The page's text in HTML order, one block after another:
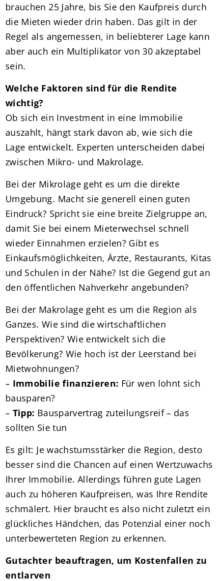
brauchen 25 Jahre, bis Sie den Kaufpreis durch
die Mieten wieder drin haben. Das gilt in der
Regel als angemessen, in beliebterer Lage kann
aber auch ein Multiplikator von 30 akzeptabel
sein.
Welche Faktoren sind für die Rendite
wichtig?
Ob sich ein Investment in eine Immobilie
auszahlt, hängt stark davon ab, wie sich die
Lage entwickelt. Experten unterscheiden dabei
zwischen Mikro- und Makrolage.
Bei der Mikrolage geht es um die direkte
Umgebung. Macht sie generell einen guten
Eindruck? Spricht sie eine breite Zielgruppe an,
damit Sie bei einem Mieterwechsel schnell
wieder Einnahmen erzielen? Gibt es
Einkaufsmöglichkeiten, Ärzte, Restaurants, Kitas
und Schulen in der Nähe? Ist die Gegend gut an
den öffentlichen Nahverkehr angebunden?
Bei der Makrolage geht es um die Region als
Ganzes. Wie sind die wirtschaftlichen
Perspektiven? Wie entwickelt sich die
Bevölkerung? Wie hoch ist der Leerstand bei
Mietwohnungen?
– Immobilie finanzieren: Für wen lohnt sich
bausparen?
– Tipp: Bausparvertrag zuteilungsreif – das
sollten Sie tun
Es gilt: Je wachstumsstärker die Region, desto
besser sind die Chancen auf einen Wertzuwachs
Ihrer Immobilie. Allerdings führen gute Lagen
auch zu höheren Kaufpreisen, was Ihre Rendite
schmälert. Hier braucht es also nicht zuletzt ein
glückliches Händchen, das Potenzial einer noch
unterbewerteten Region zu erkennen.
Gutachter beauftragen, um Kostenfallen zu
entlarven